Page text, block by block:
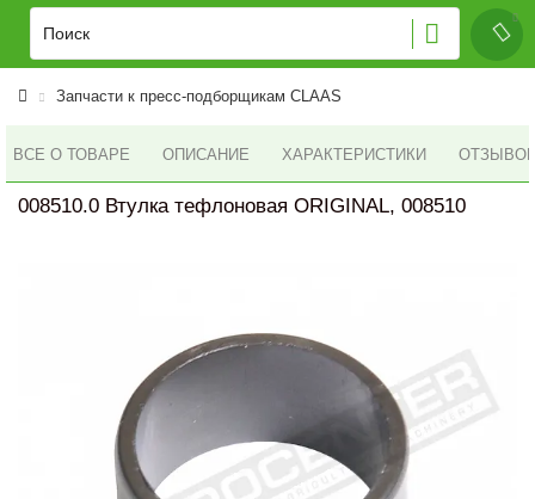
Запчасти к пресс-подборщикам CLAAS
ВСЕ О ТОВАРЕ ОПИСАНИЕ ХАРАКТЕРИСТИКИ ОТЗЫВОВ
008510.0 Втулка тефлоновая ORIGINAL, 008510